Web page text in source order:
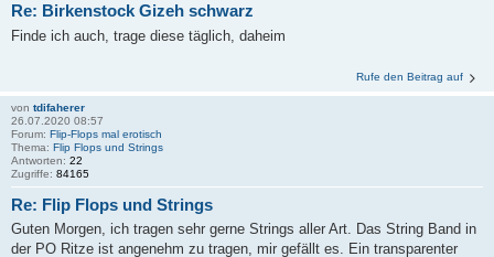
Re: Birkenstock Gizeh schwarz
Finde ich auch, trage diese täglich, daheim
Rufe den Beitrag auf
von tdifaherer
26.07.2020 08:57
Forum: Flip-Flops mal erotisch
Thema: Flip Flops und Strings
Antworten: 22
Zugriffe: 84165
Re: Flip Flops und Strings
Guten Morgen, ich tragen sehr gerne Strings aller Art. Das String Band in
der PO Ritze ist angenehm zu tragen, mir gefällt es. Ein transparenter